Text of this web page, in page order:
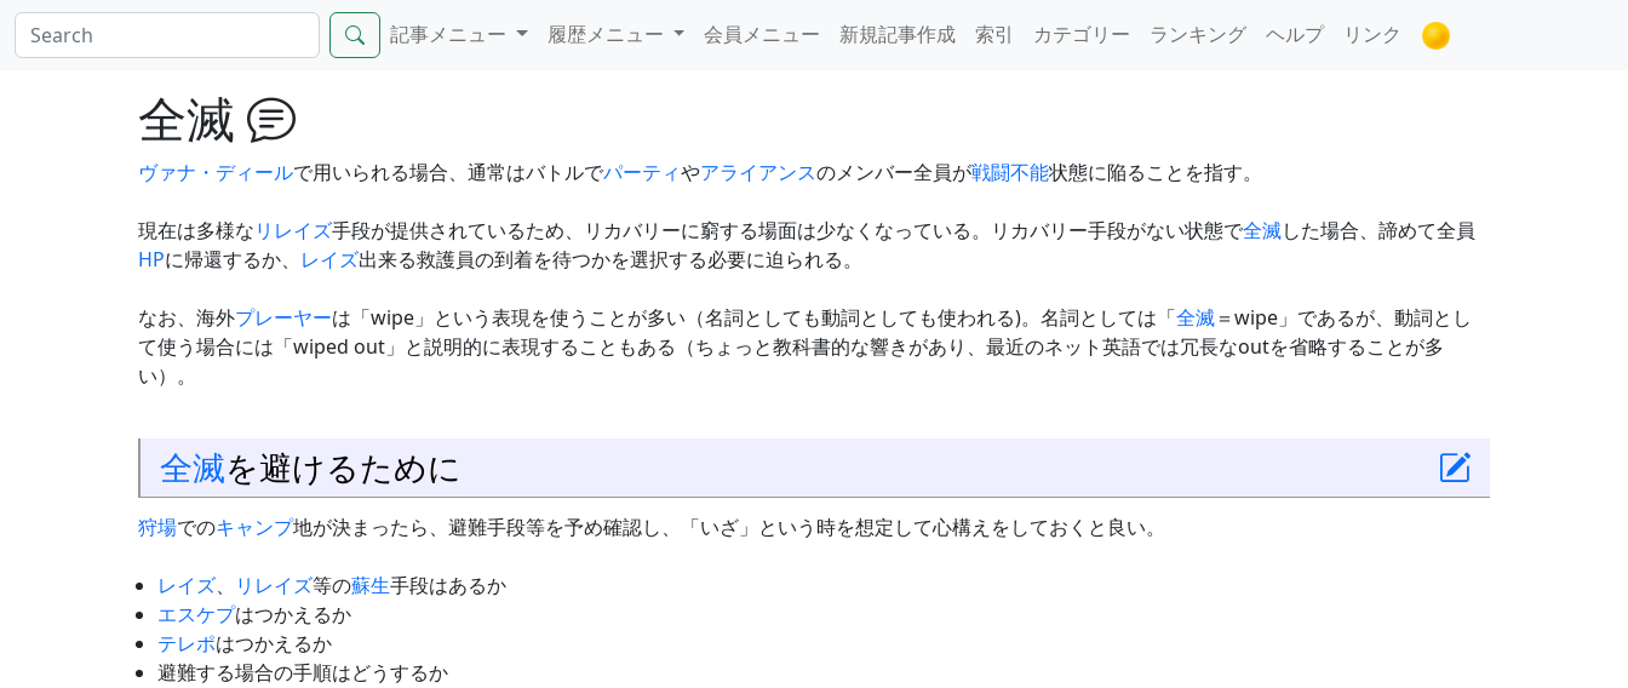
記事メニュー 履歴メニュー 会員メニュー 新規記事作成 索引 カテゴリー ランキング ヘルプ リンク
全滅
ヴァナ・ディールで用いられる場合、通常はバトルでパーティやアライアンスのメンバー全員が戦闘不能状態に陥ることを指す。
現在は多様なリレイズ手段が提供されているため、リカバリーに窮する場面は少なくなっている。リカバリー手段がない状態で全滅した場合、諦めて全員
HPに帰還するか、 レイズ出来る救護員の到着を待つかを選択する必要に迫られる。
なお、海外プレーヤーは「wipe」という表現を使うことが多い（名詞としても動詞としても使われる)。名詞としては「全滅＝wipe」であるが、動詞とし
て使う場合には「wiped out」と説明的に表現することもある（ちょっと教科書的な響きがあり、最近のネット英語では冗長なoutを省略することが多
い）。
全滅を避けるために
狩場でのキャンプ地が決まったら、避難手段等を予め確認し、「いざ」という時を想定して心構えをしておくと良い。
レイズ、 リレイズ等の蘇生手段はあるか
エスケプはつかえるか
テレポはつかえるか
避難する場合の手順はどうするか